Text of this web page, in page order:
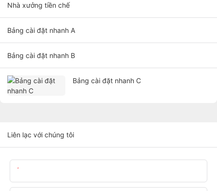
Nhà xưởng tiền chế
Bảng cài đặt nhanh A
Bảng cài đặt nhanh B
Bảng cài đặt nhanh C
Liên lạc với chúng tôi